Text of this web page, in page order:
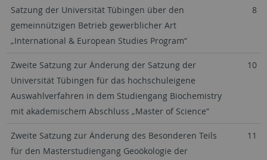
Satzung der Universität Tübingen über den
gemeinnützigen Betrieb gewerblicher Art
„International & European Studies Program“
8
Zweite Satzung zur Änderung der Satzung der
Universität Tübingen für das hochschuleigene
Auswahlverfahren in dem Studiengang Biochemistry
mit akademischem Abschluss „Master of Science“
10
Zweite Satzung zur Änderung des Besonderen Teils
für den Masterstudiengang Geoökologie der
11